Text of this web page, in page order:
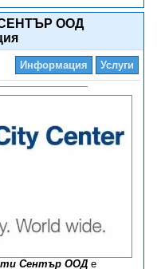
ООД
Информация Услуги
Сентър ООДе